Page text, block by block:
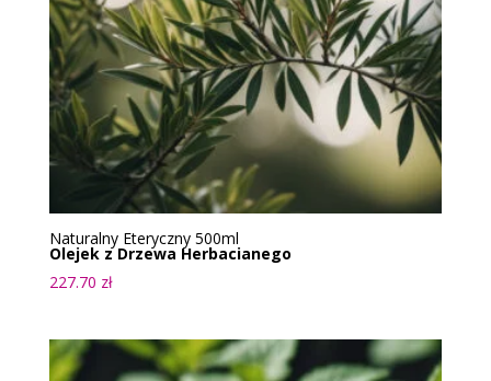
Naturalny Eteryczny 500ml
Olejek z Drzewa Herbacianego
227.70 zł